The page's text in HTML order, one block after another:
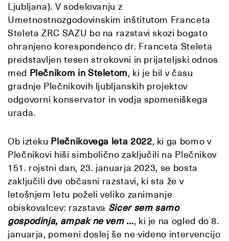
Ljubljana). V sodelovanju z
Umetnostnozgodovinskim inštitutom Franceta
Steleta ZRC SAZU bo na razstavi skozi bogato
ohranjeno korespondenco dr. Franceta Steleta
predstavljen tesen strokovni in prijateljski odnos
med Plečnikom in Steletom, ki je bil v času
gradnje Plečnikovih ljubljanskih projektov
odgovorni konservator in vodja spomeniškega
urada.
Ob izteku Plečnikovega leta 2022, ki ga bomo v
Plečnikovi hiši simbolično zaključili na Plečnikov
151. rojstni dan, 23. januarja 2023, se bosta
zaključili dve občasni razstavi, ki sta že v
letošnjem letu poželi veliko zanimanje
obiskovalcev: razstava Sicer sem samo
gospodinja, ampak ne vem …, ki je na ogled do 8.
januarja, pomeni doslej še ne-videno intervencijo